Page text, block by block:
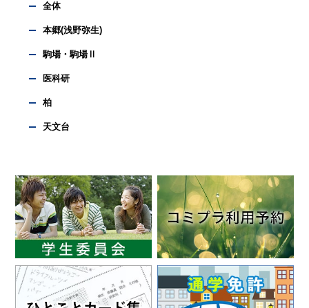
全体
本郷(浅野弥生)
駒場・駒場Ⅱ
医科研
柏
天文台